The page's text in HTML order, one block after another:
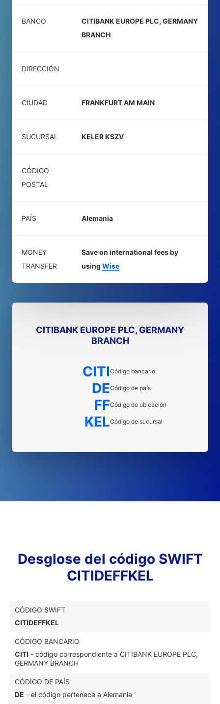
BANCO
CITIBANK EUROPE PLC, GERMANY
BRANCH
DIRECCIÓN
CIUDAD FRANKFURT AM MAIN
SUCURSAL KELER KSZV
CÓDIGO
POSTAL
PAÍS Alemania
MONEY
TRANSFER
Save on international fees by
using Wise
CITIBANK EUROPE PLC, GERMANY
BRANCH
CITICódigo bancario
DECódigo de país
FFCódigo de ubicación
KELCódigo de sucursal
Desglose del código SWIFT
CITIDEFFKEL
CÓDIGO SWIFT
CITIDEFFKEL
CÓDIGO BANCARIO
CITI - código correspondiente a CITIBANK EUROPE PLC,
GERMANY BRANCH
CÓDIGO DE PAÍS
DE - el código pertenece a Alemania